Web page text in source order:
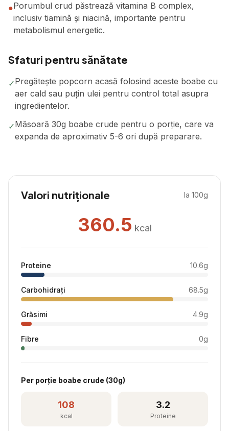
●Porumbul crud păstrează vitamina B complex,
inclusiv tiamină și niacină, importante pentru
metabolismul energetic.
Sfaturi pentru sănătate
✓Pregătește popcorn acasă folosind aceste boabe cu
aer cald sau puțin ulei pentru control total asupra
ingredientelor.
✓Măsoară 30g boabe crude pentru o porție, care va
expanda de aproximativ 5-6 ori după preparare.
Valori nutriționale la 100g
360.5 kcal
Proteine 10.6g
Carbohidrați 68.5g
Grăsimi 4.9g
Fibre 0g
Per porție boabe crude (30g)
108
kcal
3.2
Proteine